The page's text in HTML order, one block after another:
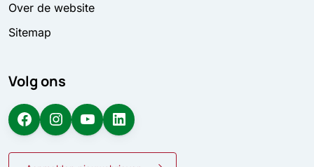
Over de website
Sitemap
Volg ons
Facebook Instagram YouTube LinkedIn